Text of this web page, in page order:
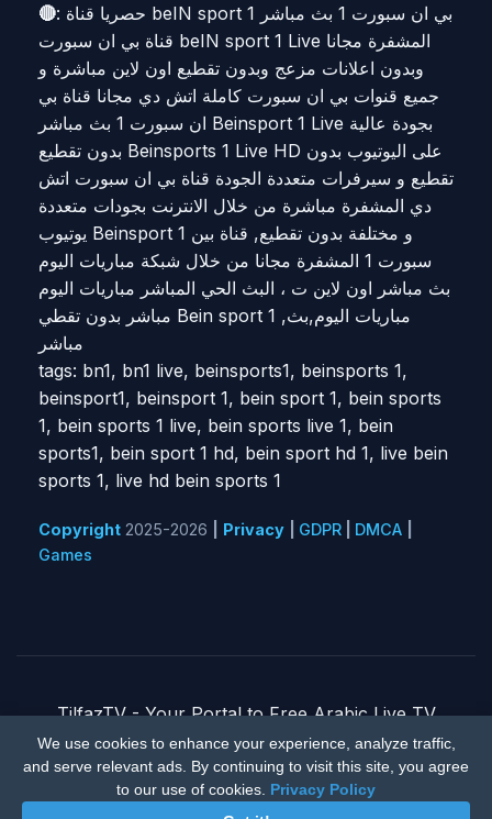
🔴: حصريا قناة beIN sport 1 بي ان سبورت 1 بث مباشر
قناة بي ان سبورت beIN sport 1 Live المشفرة مجانا
وبدون اعلانات مزعج وبدون تقطيع اون لاين مباشرة و
جميع قنوات بي ان سبورت كاملة اتش دي مجانا قناة بي
ان سبورت 1 بث مباشر Beinsport 1 Live بجودة عالية
بدون تقطيع Beinsports 1 Live HD على اليوتيوب بدون
تقطيع و سيرفرات متعددة الجودة قناة بي ان سبورت اتش
دي المشفرة مباشرة من خلال الانترنت بجودات متعددة
يوتيوب Beinsport 1 و مختلفة بدون تقطيع, قناة بين
سبورت 1 المشفرة مجانا من خلال شبكة مباريات اليوم
بث مباشر اون لاين ت ، البث الحي المباشر مباريات اليوم
مباشر بدون تقطي Bein sport 1 ,مباريات اليوم,بث
مباشر
tags: bn1, bn1 live, beinsports1, beinsports 1,
beinsport1, beinsport 1, bein sport 1, bein sports
1, bein sports 1 live, bein sports live 1, bein
sports1, bein sport 1 hd, bein sport hd 1, live bein
sports 1, live hd bein sports 1
Copyright 2025-2026 Privacy GDPR DMCA
Games
TilfazTV - Your Portal to Free Arabic Live TV
DMCA|Privacy Policy|Contact Us
© 2026 TilfazTV. All rights reserved.
We use cookies to enhance your experience, analyze traffic,
and serve relevant ads. By continuing to visit this site, you agree
to our use of cookies. Privacy Policy